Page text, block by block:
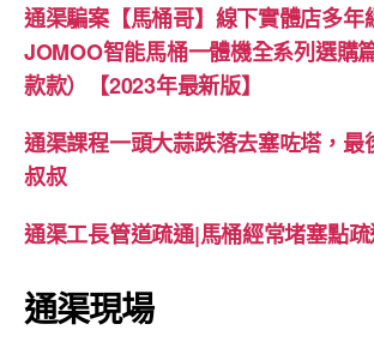
通渠騙案【馬桶哥】線下實體店多年
JOMOO智能馬桶一體機全系列選購
款款）【2023年最新版】
通渠課程一頭大蒜跌落去塞咗塔，最
叔叔
通渠工長管道疏通|馬桶經常堵塞點疏
通渠現場